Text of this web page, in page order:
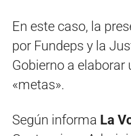
En este caso, la
por Fundeps y la
Gobierno a
«metas».
Según informa La